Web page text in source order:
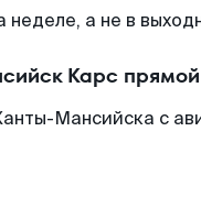
неделе, а не в
Карс
Мансийска с